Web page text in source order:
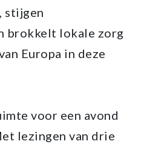
stijgen
brokkelt lokale zorg
Europa in deze
voor een avond
lezingen van drie